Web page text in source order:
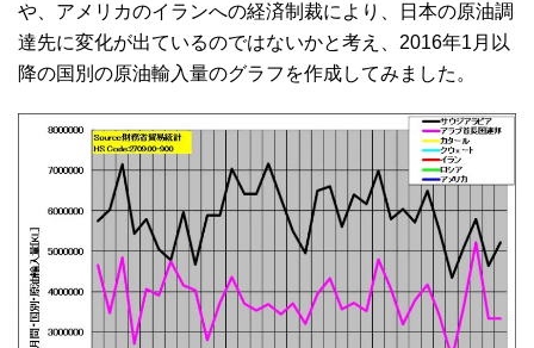
や、アメリカのイランへの経済制裁により、日本の原油調
達先に変化が出ているのではないかと考え、2016年1月以
降の国別の原油輸入量のグラフを作成してみました。